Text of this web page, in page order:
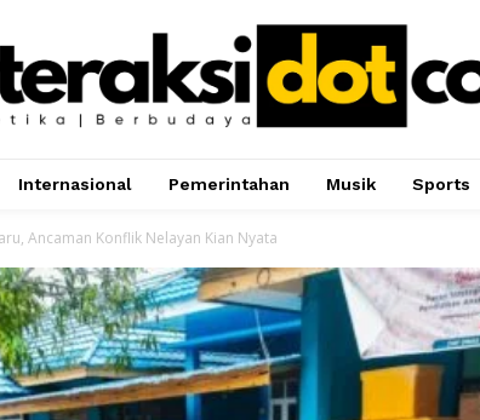
Internasional Pemerintahan Musik Sports
Ancaman Konflik Nelayan Kian Nyata